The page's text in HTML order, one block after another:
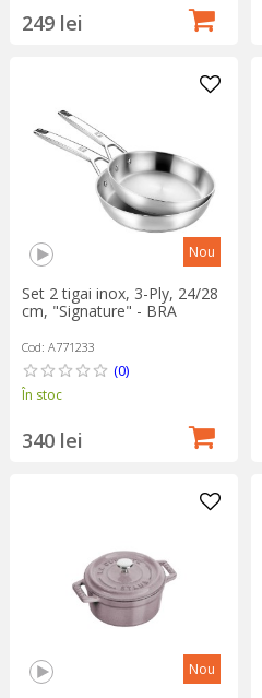
249 lei
Nou
Set 2 tigai inox, 3-Ply, 24/28
cm, "Signature" - BRA
Cod: A771233
(0)
În stoc
340 lei
Nou